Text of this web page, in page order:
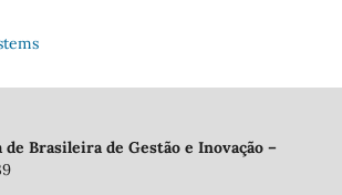
Brasileira de Gestão e Inovação –